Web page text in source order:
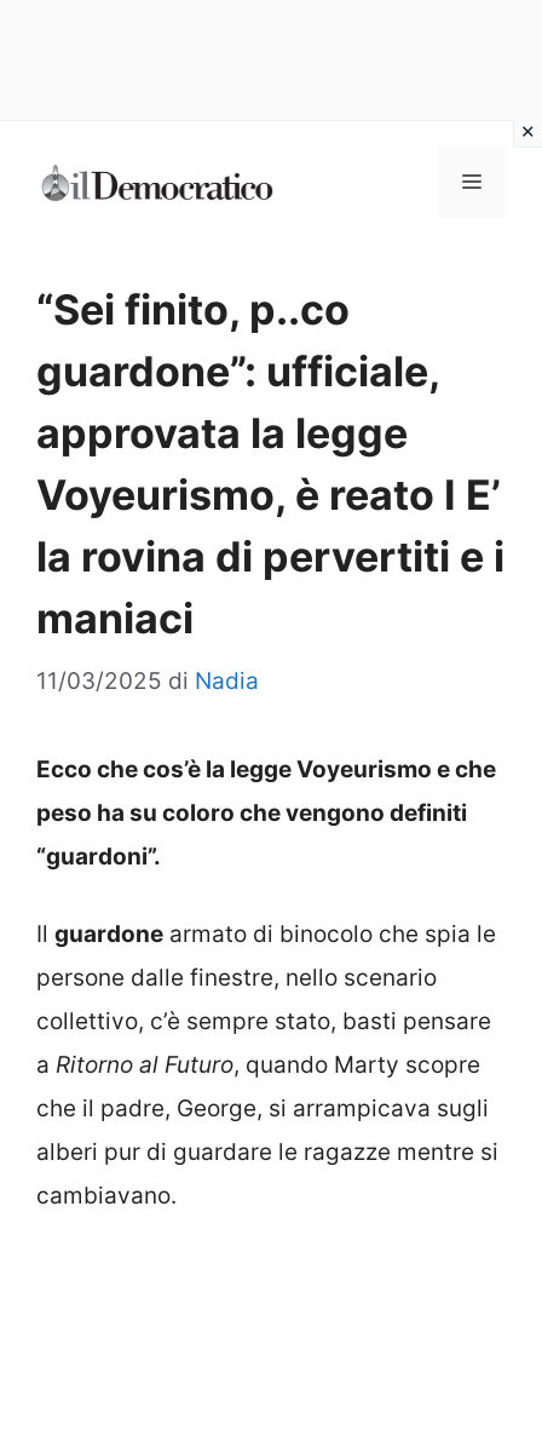
Menu
“Sei finito, p..co
guardone”: ufficiale,
approvata la legge
Voyeurismo, è reato I E’
la rovina di pervertiti e i
maniaci
11/03/2025 di Nadia
Ecco che cos’è la legge Voyeurismo e che
peso ha su coloro che vengono definiti
“guardoni”.
Il guardone armato di binocolo che spia le
persone dalle finestre, nello scenario
collettivo, c’è sempre stato, basti pensare
a Ritorno al Futuro, quando Marty scopre
che il padre, George, si arrampicava sugli
alberi pur di guardare le ragazze mentre si
cambiavano.